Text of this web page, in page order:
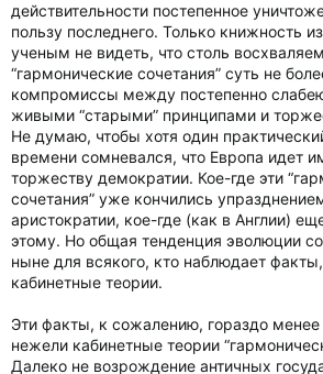
действительности постепенное
пользу последнего. Только книжность
ученым не видеть, что столь
“гармонические сочетания” суть не
компромиссы между постепенно
живыми “старыми” принципами и
Не думаю, чтобы хотя один
времени сомневался, что Европа идет
торжеству демократии. Кое-где эти
сочетания” уже кончились
аристократии, кое-где (как в Англии)
этому. Но общая тенденция эволюции
ныне для всякого, кто наблюдает
кабинетные теории.
Эти факты, к сожалению, гораздо
нежели кабинетные теории
Далеко не возрождение античных